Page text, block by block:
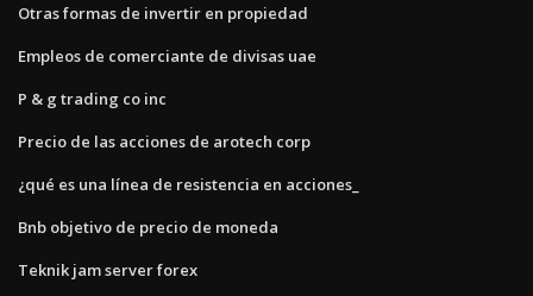
Otras formas de invertir en propiedad
Empleos de comerciante de divisas uae
P & g trading co inc
Precio de las acciones de arotech corp
¿qué es una línea de resistencia en acciones_
Bnb objetivo de precio de moneda
Teknik jam server forex